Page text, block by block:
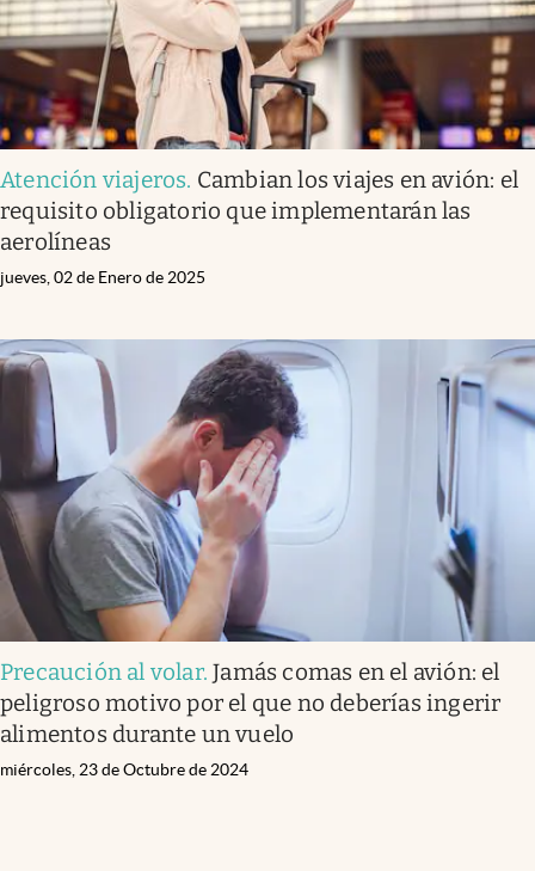
Atención viajeros. Cambian los viajes en avión: el
requisito obligatorio que implementarán las
aerolíneas
jueves, 02 de Enero de 2025
Precaución al volar.Jamás comas en el avión: el
peligroso motivo por el que no deberías ingerir
alimentos durante un vuelo
miércoles, 23 de Octubre de 2024